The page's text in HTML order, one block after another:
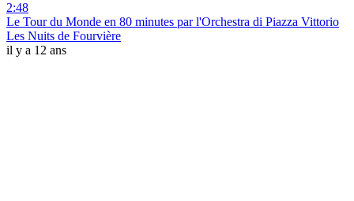
2:48
Le Tour du Monde en 80 minutes par l'Orchestra di Piazza Vittorio
Les Nuits de Fourvière
il y a 12 ans